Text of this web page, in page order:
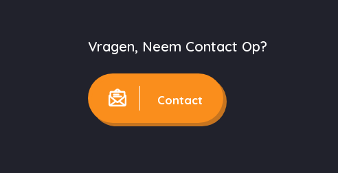
Vragen, Neem Contact Op?
Contact